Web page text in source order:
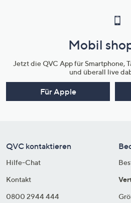
Mobil
Jetzt die QVC App für Smartphone,
und überall live
Für Apple
QVC kontaktieren
Hilfe-Chat
Kontakt
0800 2944 444